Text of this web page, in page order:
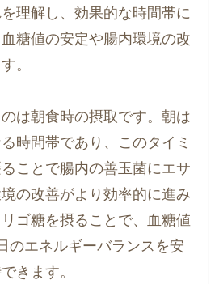
理解し、効果的な時間帯に
糖値の安定や腸内環境の改
。
は朝食時の摂取です。朝は
時間帯であり、このタイミ
ことで腸内の善玉菌にエサ
の改善がより効率的に進み
ゴ糖を摂ることで、血糖値
のエネルギーバランスを安
きます。